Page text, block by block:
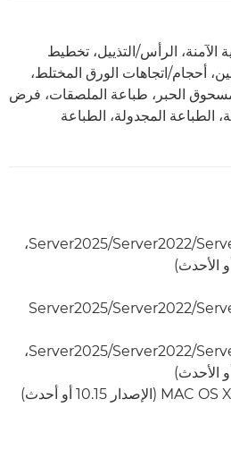
الآمنة، الرأس/التذييل، تخطيط
أحجام/اتجاهات الورق المختلط،
مسحوق الحبر، طباعة الملصقات، فرض
الطباعة المجدولة، الطباعة
10/11‏/Server2016‏/Server2019‏/Server2022‏/Server2025‏،
10/11‏/Server2016‏/Server2019‏/Server2022‏/Server2025‏،